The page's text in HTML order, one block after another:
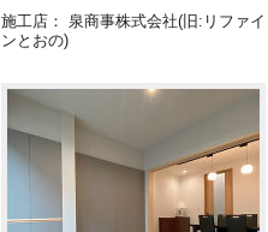
施工店： 泉商事株式会社(旧:リファイ
ンとおの)